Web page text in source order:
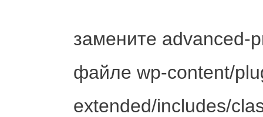
замените advanced-
файле wp-content/
extended/includes/